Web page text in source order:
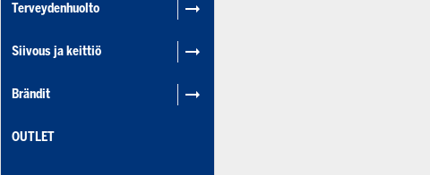
Terveydenhuolto
Siivous ja keittiö
Brändit
OUTLET